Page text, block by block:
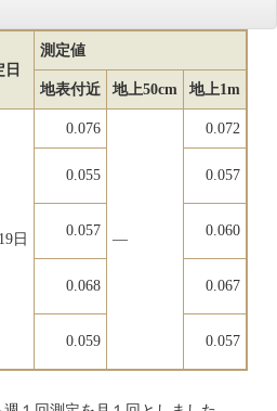
日
測定値
地表付近 地上50cm 地上1m
日
0.076
―
0.072
0.055 0.057
0.057 0.060
0.068 0.067
0.059 0.057